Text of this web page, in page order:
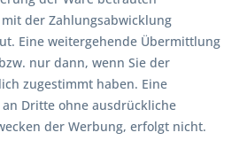
der Zahlungsabwicklung
Eine weitergehende Übermittlung
nur dann, wenn Sie der
zugestimmt haben. Eine
Dritte ohne ausdrückliche
der Werbung, erfolgt nicht.